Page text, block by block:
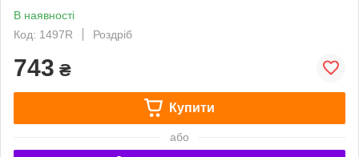
В наявності
Код: 1497R
Роздріб
743 ₴
Купити
або